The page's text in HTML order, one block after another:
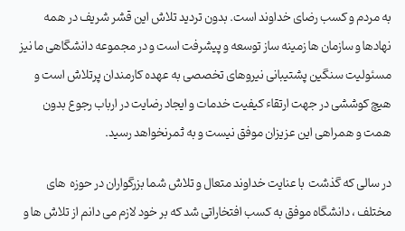
به مردم و کسب رضای خداوند است. بدون تردید تلاش این قشر شریف در همه
نهادها و سازمان ها زمینه‌ ساز توسعه و پیشرفت است و در مجموعه دانشگاهی ما نیز
مسئولیت سنگین پشتیبانی نیروهای تخصصی به عهده کارمندان پرتلاش است و
هیچ کوششی در جهت ارتقاء کیفیت خدمات و ایجاد رضایت در ارباب ‌رجوع بدون
همت و همراهی این عزیزان موفق نیست و به ثمرنخواهد رسید.
در سالی کهگذشت با عنایت خداوند متعال و تلاش شما بزرگواران در حوزه های
مختلف ، دانشگاه موفق به کسب افتخاراتی شد که بر خود لازم می دانم از تلاش ها و